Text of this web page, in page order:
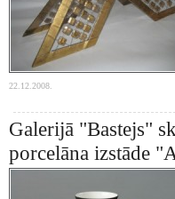
22.12.2008.
Galerijā "Bastejs"
porcelāna izstāde